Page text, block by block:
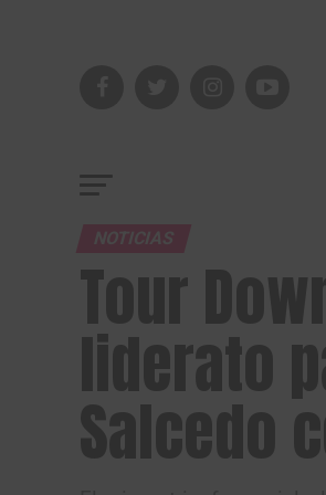
NOTICIAS
Tour
liderato
Salcedo